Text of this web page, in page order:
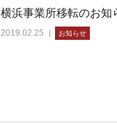
横浜事業所移転のお知
2019.02.25 お知らせ